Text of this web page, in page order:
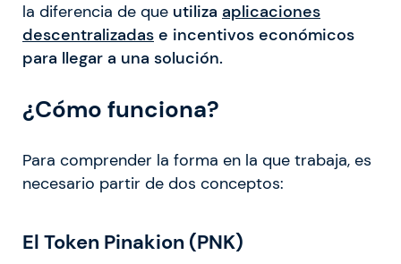
la diferencia de que utiliza aplicaciones
descentralizadas e incentivos económicos
para llegar a una solución.
¿Cómo funciona?
Para comprender la forma en la que trabaja, es
necesario partir de dos conceptos:
El Token Pinakion (PNK)